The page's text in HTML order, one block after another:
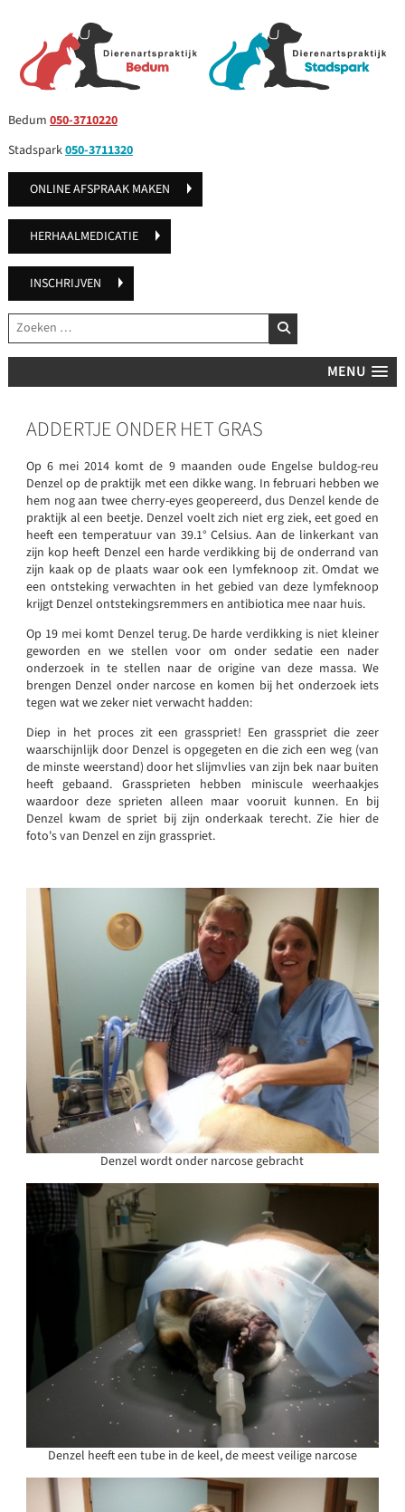
Bedum 050-3710220
Stadspark050-3711320
ONLINE AFSPRAAK MAKEN
HERHAALMEDICATIE
INSCHRIJVEN
Zoeken ZOEKEN
MENU
ADDERTJE ONDER HET GRAS
Op 6 mei 2014 komt de 9 maanden oude Engelse buldog-reu
Denzel op de praktijk met een dikke wang. In februari hebben we
hem nog aan twee cherry-eyes geopereerd, dus Denzel kende de
praktijk al een beetje. Denzel voelt zich niet erg ziek, eet goed en
heeft een temperatuur van 39.1° Celsius. Aan de linkerkant van
zijn kop heeft Denzel een harde verdikking bij de onderrand van
zijn kaak op de plaats waar ook een lymfeknoop zit. Omdat we
een ontsteking verwachten in het gebied van deze lymfeknoop
krijgt Denzel ontstekingsremmers en antibiotica mee naar huis.
Op 19 mei komt Denzel terug. De harde verdikking is niet kleiner
geworden en we stellen voor om onder sedatie een nader
onderzoek in te stellen naar de origine van deze massa. We
brengen Denzel onder narcose en komen bij het onderzoek iets
tegen wat we zeker niet verwacht hadden:
Diep in het proces zit een grasspriet! Een grasspriet die zeer
waarschijnlijk door Denzel is opgegeten en die zich een weg (van
de minste weerstand) door het slijmvlies van zijn bek naar buiten
heeft gebaand. Grassprieten hebben miniscule weerhaakjes
waardoor deze sprieten alleen maar vooruit kunnen. En bij
Denzel kwam de spriet bij zijn onderkaak terecht. Zie hier de
foto's van Denzel en zijn grasspriet.
Denzel wordt onder narcose gebracht
Denzel heeft een tube in de keel, de meest veilige narcose